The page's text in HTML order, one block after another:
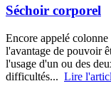
Séchoir corporel
Encore appelé
l'avantage de pouvoir
l'usage d'un ou des
difficultés... Lire